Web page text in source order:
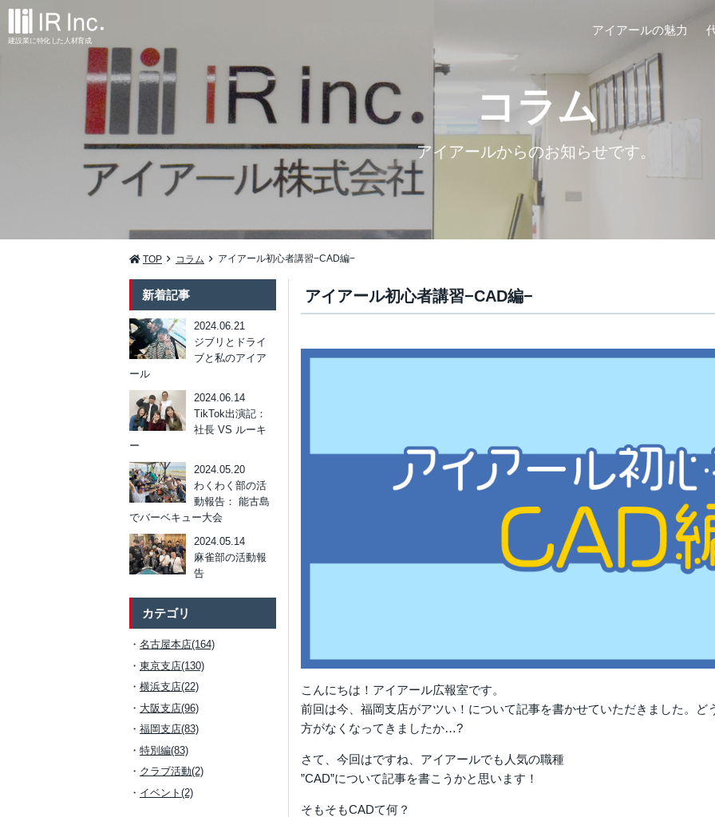
建設業に特化 した 人材育成
アイアールの魅力
コラム
アイアールからのお知らせです。
TOP コラム アイアール初心者講習−CAD編−
新着記事
2024.06.21
ジブリとドライ
ブと私のアイア
ール
2024.06.14
TikTok出演記：
社長 VS ルーキ
ー
2024.05.20
わくわく部の活
動報告： 能古島
でバーベキュー大会
2024.05.14
麻雀部の活動報
告
カテゴリ
名古屋本店(164)
東京支店(130)
横浜支店(22)
大阪支店(96)
福岡支店(83)
特別編(83)
クラブ活動(2)
イベント(2)
アイアール初心者講習−CAD編−
こんにちは！アイアール広報室です。
前回は今、福岡支店がアツい！について記事を書かせていただきました。
方がなくなってきましたか…?
さて、今回はですね、アイアールでも人気の職種
”CAD”について記事を書こうかと思います！
そもそもCADて何？